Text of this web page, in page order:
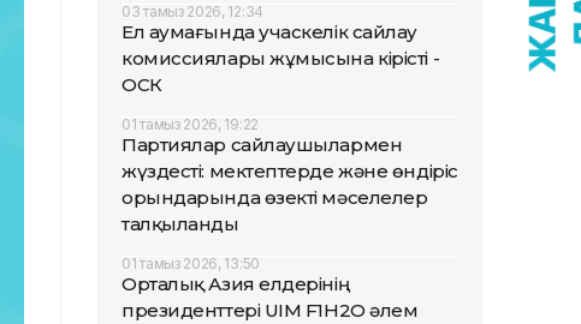
03 тамыз 2026, 12:34
Ел аумағында учаскелік сайлау
комиссиялары жұмысына кірісті -
ОСК
01 тамыз 2026, 19:22
Партиялар сайлаушылармен
жүздесті: мектептерде және өндіріс
орындарында өзекті мәселелер
талқыланды
01 тамыз 2026, 13:50
Орталық Азия елдерінің
президенттері UIM F1H2O әлем